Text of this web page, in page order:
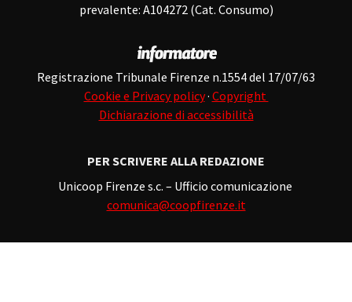
prevalente: A104272 (Cat. Consumo)
Registrazione Tribunale Firenze n.1554 del 17/07/63
Cookie e Privacy policy· Copyright
Dichiarazione di accessibilità
PER SCRIVERE ALLA REDAZIONE
Unicoop Firenze s.c. – Ufficio comunicazione
comunica@coopfirenze.it